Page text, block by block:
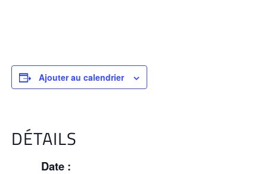
Ajouter au calendrier
DÉTAILS
Date :